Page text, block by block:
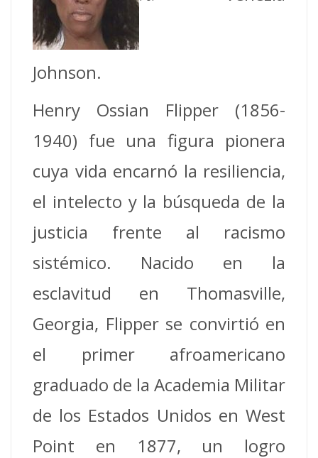
Johnson.
Henry Ossian Flipper (1856-
1940) fue una figura pionera
cuya vida encarnó la resiliencia,
el intelecto y la búsqueda de la
justicia frente al racismo
sistémico. Nacido en la
esclavitud en Thomasville,
Georgia, Flipper se convirtió en
el primer afroamericano
graduado de la Academia Militar
de los Estados Unidos en West
Point en 1877, un logro